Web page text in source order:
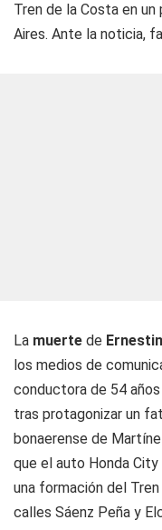
Tren de la Costa en un
Aires. Ante la noticia,
La muerte de
los medios de
conductora de 54
tras protagonizar un
bonaerense de
que el auto Honda
una formación del
calles Sáenz Peña y